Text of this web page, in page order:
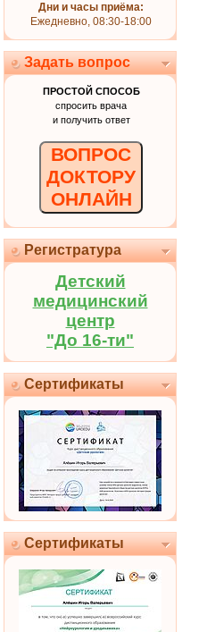
Дни и часы приёма:
Ежедневно, 08:30-18:00
Задать вопрос
ПРОСТОЙ СПОСОБ
спросить врача
и получить ответ
ВОПРОС
ДОКТОРУ
ОНЛАЙН
Регистратура
Детский
медицинский
центр
"До 16-ти"
Сертификаты
Сертификаты